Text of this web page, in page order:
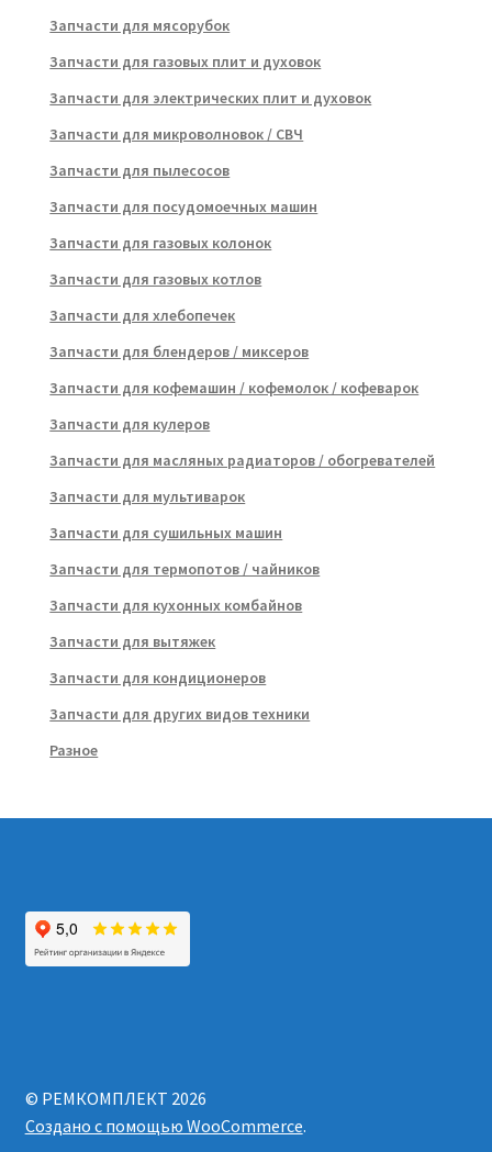
Запчасти для мясорубок
Запчасти для газовых плит и духовок
Запчасти для электрических плит и духовок
Запчасти для микроволновок / СВЧ
Запчасти для пылесосов
Запчасти для посудомоечных машин
Запчасти для газовых колонок
Запчасти для газовых котлов
Запчасти для хлебопечек
Запчасти для блендеров / миксеров
Запчасти для кофемашин / кофемолок / кофеварок
Запчасти для кулеров
Запчасти для масляных радиаторов / обогревателей
Запчасти для мультиварок
Запчасти для сушильных машин
Запчасти для термопотов / чайников
Запчасти для кухонных комбайнов
Запчасти для вытяжек
Запчасти для кондиционеров
Запчасти для других видов техники
Разное
© РЕМКОМПЛЕКТ 2026
Создано с помощью WooCommerce.